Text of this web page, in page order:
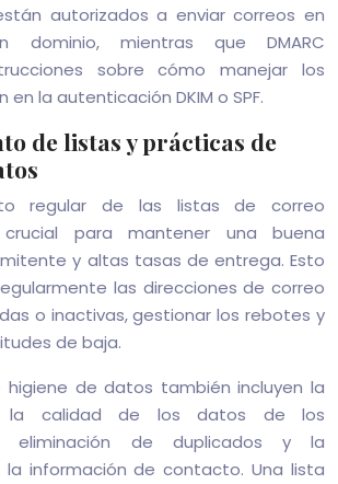
autorizados a enviar correos en
dominio, mientras que DMARC
sobre cómo manejar los
la autenticación DKIM o SPF.
de listas y prácticas de
regular de las listas de correo
para mantener una buena
y altas tasas de entrega. Esto
las direcciones de correo
o inactivas, gestionar los rebotes y
de baja.
higiene de datos también incluyen la
la calidad de los datos de los
eliminación de duplicados y la
la información de contacto. Una lista